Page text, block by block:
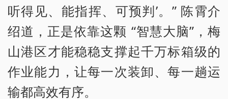
听得见、能指挥、可预判’。” 陈霄介
绍道，正是依靠这颗 “智慧大脑”，梅
山港区才能稳稳支撑起千万标箱级的
作业能力，让每一次装卸、每一趟运
输都高效有序。